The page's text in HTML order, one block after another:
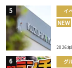
イ
NEW
2026年
グ